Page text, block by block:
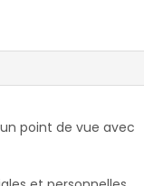
point de vue avec